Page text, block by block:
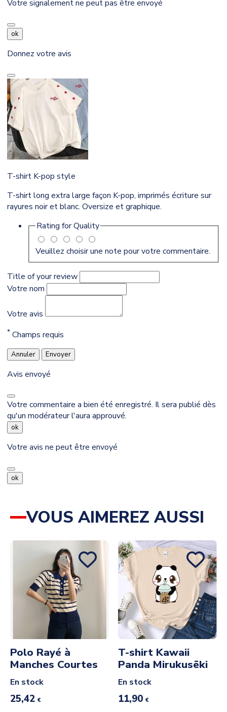
Votre signalement ne peut pas être envoyé
ok
Donnez votre avis
T-shirt K-pop style
T-shirt long extra large façon K-pop, imprimés écriture sur
rayures noir et blanc. Oversize et graphique.
Rating forQuality
Veuillez choisir une note pour votre commentaire.
Title of your review
Votre nom
Votre avis
* Champs requis
Annuler Envoyer
Avis envoyé
Votre commentaire a bien été enregistré. Il sera publié dès
qu'un modérateur l'aura approuvé.
ok
Votre avis ne peut être envoyé
ok
VOUS AIMEREZ AUSSI
Polo Rayé à
Manches Courtes
En stock
25,42 €
T-shirt Kawaii
Panda Mirukusēki
En stock
11,90 €